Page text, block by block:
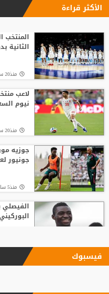
الأكثر قراءة
المنتخب
الثانية
منذ20 ساعة
لاعب
نيوم
منذ20 ساعة
جوزيه
جونيور
منذ5 ساعة
الفيصلي
فيسبوك